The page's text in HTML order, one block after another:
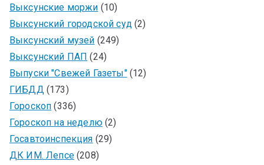
Выксунские моржи (10)
Выксунский городской суд (2)
Выксунский музей (249)
Выксунский ПАП (24)
Выпуски "Свежей Газеты"(12)
ГИБДД (173)
Гороскоп (336)
Гороскоп на неделю(2)
Госавтоинспекция (29)
ДК ИМ. Лепсе(208)